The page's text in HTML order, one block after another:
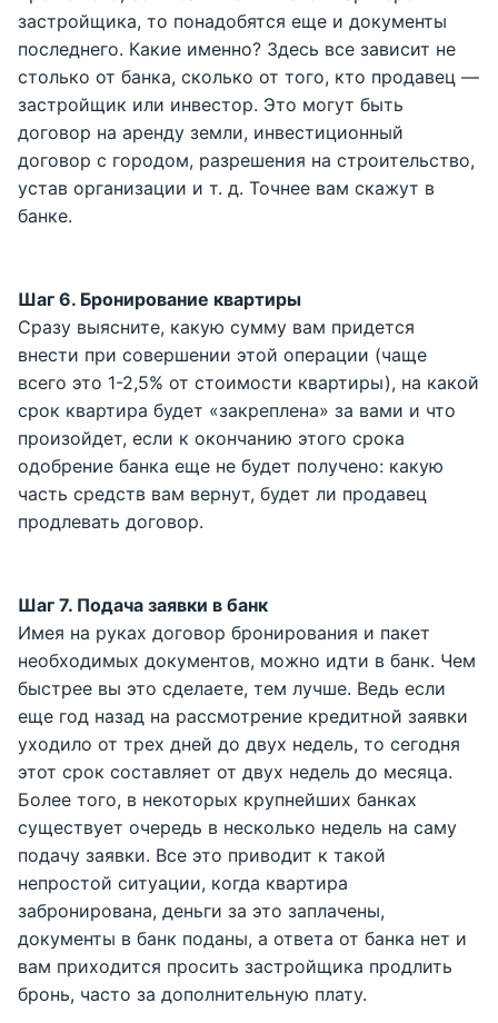
застройщика, то понадобятся еще и документы
последнего. Какие именно? Здесь все зависит не
столько от банка, сколько от того, кто продавец —
застройщик или инвестор. Это могут быть
договор на аренду земли, инвестиционный
договор с городом, разрешения на строительство,
устав организации и т. д. Точнее вам скажут в
банке.
Шаг 6. Бронирование квартиры
Сразу выясните, какую сумму вам придется
внести при совершении этой операции (чаще
всего это 1-2,5% от стоимости квартиры), на какой
срок квартира будет «закреплена» за вами и что
произойдет, если к окончанию этого срока
одобрение банка еще не будет получено: какую
часть средств вам вернут, будет ли продавец
продлевать договор.
Шаг 7. Подача заявки в банк
Имея на руках договор бронирования и пакет
необходимых документов, можно идти в банк. Чем
быстрее вы это сделаете, тем лучше. Ведь если
еще год назад на рассмотрение кредитной заявки
уходило от трех дней до двух недель, то сегодня
этот срок составляет от двух недель до месяца.
Более того, в некоторых крупнейших банках
существует очередь в несколько недель на саму
подачу заявки. Все это приводит к такой
непростой ситуации, когда квартира
забронирована, деньги за это заплачены,
документы в банк поданы, а ответа от банка нет и
вам приходится просить застройщика продлить
бронь, часто за дополнительную плату.